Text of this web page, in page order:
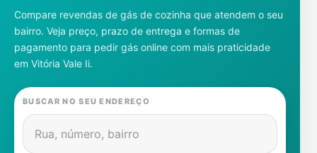
Notícias
Cadastre-se
Gás
Contatos
Compare revendas de gás de cozinha que atendem o seu
bairro. Veja preço, prazo de entrega e formas de
pagamento para pedir gás online com mais praticidade
em Vitória Vale Ii.
BUSCAR NO SEU ENDEREÇO
Rua, número, bairro